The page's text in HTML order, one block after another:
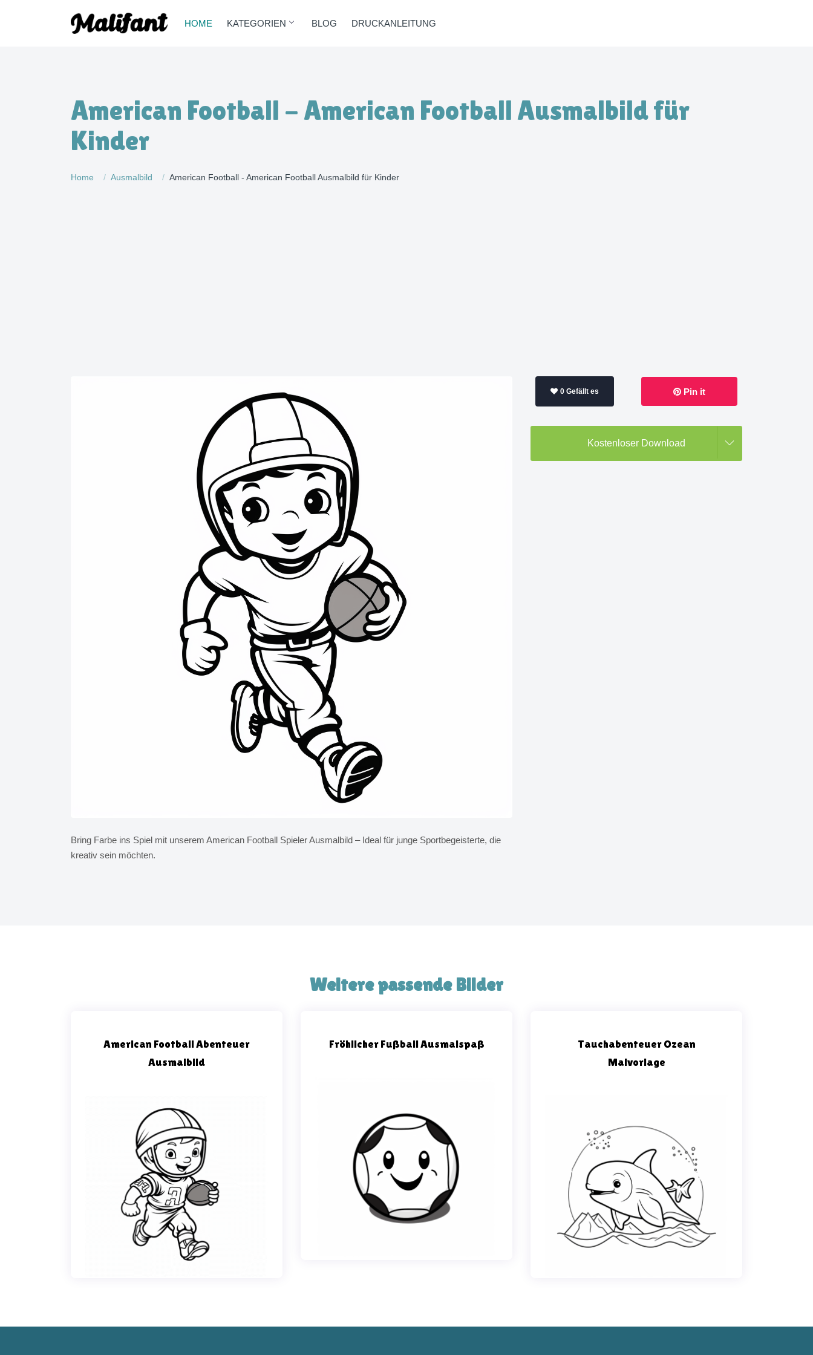
HOME KATEGORIEN BLOG DRUCKANLEITUNG
American Football - American Football Ausmalbild für
Kinder
Home Ausmalbild American Football - American Football Ausmalbild für Kinder
Bring Farbe ins Spiel mit unserem American Football Spieler Ausmalbild – Ideal für junge Sportbegeisterte, die
kreativ sein möchten.
0 Gefällt es Pin it
Kostenloser Download
Weitere passende Bilder
American Football Abenteuer
Ausmalbild
Fröhlicher Fußball Ausmalspaß
Tauchabenteuer Ozean
Malvorlage